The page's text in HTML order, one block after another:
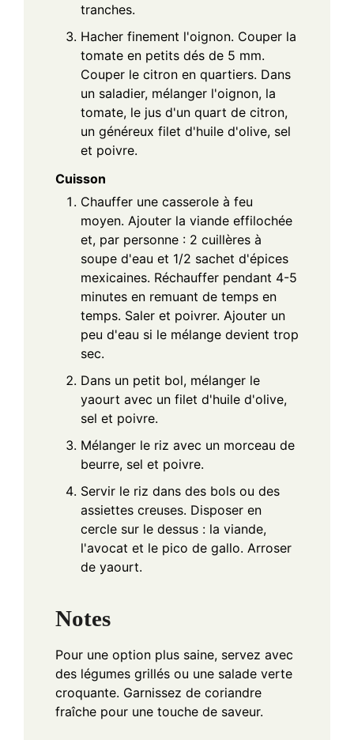
tranches.
Hacher finement l'oignon. Couper la
tomate en petits dés de 5 mm.
Couper le citron en quartiers. Dans
un saladier, mélanger l'oignon, la
tomate, le jus d'un quart de citron,
un généreux filet d'huile d'olive, sel
et poivre.
Cuisson
Chauffer une casserole à feu
moyen. Ajouter la viande effilochée
et, par personne : 2 cuillères à
soupe d'eau et 1/2 sachet d'épices
mexicaines. Réchauffer pendant 4-5
minutes en remuant de temps en
temps. Saler et poivrer. Ajouter un
peu d'eau si le mélange devient trop
sec.
Dans un petit bol, mélanger le
yaourt avec un filet d'huile d'olive,
sel et poivre.
Mélanger le riz avec un morceau de
beurre, sel et poivre.
Servir le riz dans des bols ou des
assiettes creuses. Disposer en
cercle sur le dessus : la viande,
l'avocat et le pico de gallo. Arroser
de yaourt.
Notes
Pour une option plus saine, servez avec
des légumes grillés ou une salade verte
croquante. Garnissez de coriandre
fraîche pour une touche de saveur.